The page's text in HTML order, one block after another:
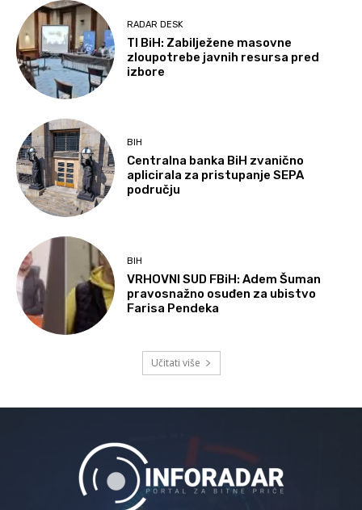
RADAR DESK
TI BiH: Zabilježene masovne
zloupotrebe javnih resursa pred
izbore
BIH
Centralna banka BiH zvanično
aplicirala za pristupanje SEPA
području
BIH
VRHOVNI SUD FBiH: Adem Šuman
pravosnažno osuđen za ubistvo
Farisa Pendeka
Učitati više